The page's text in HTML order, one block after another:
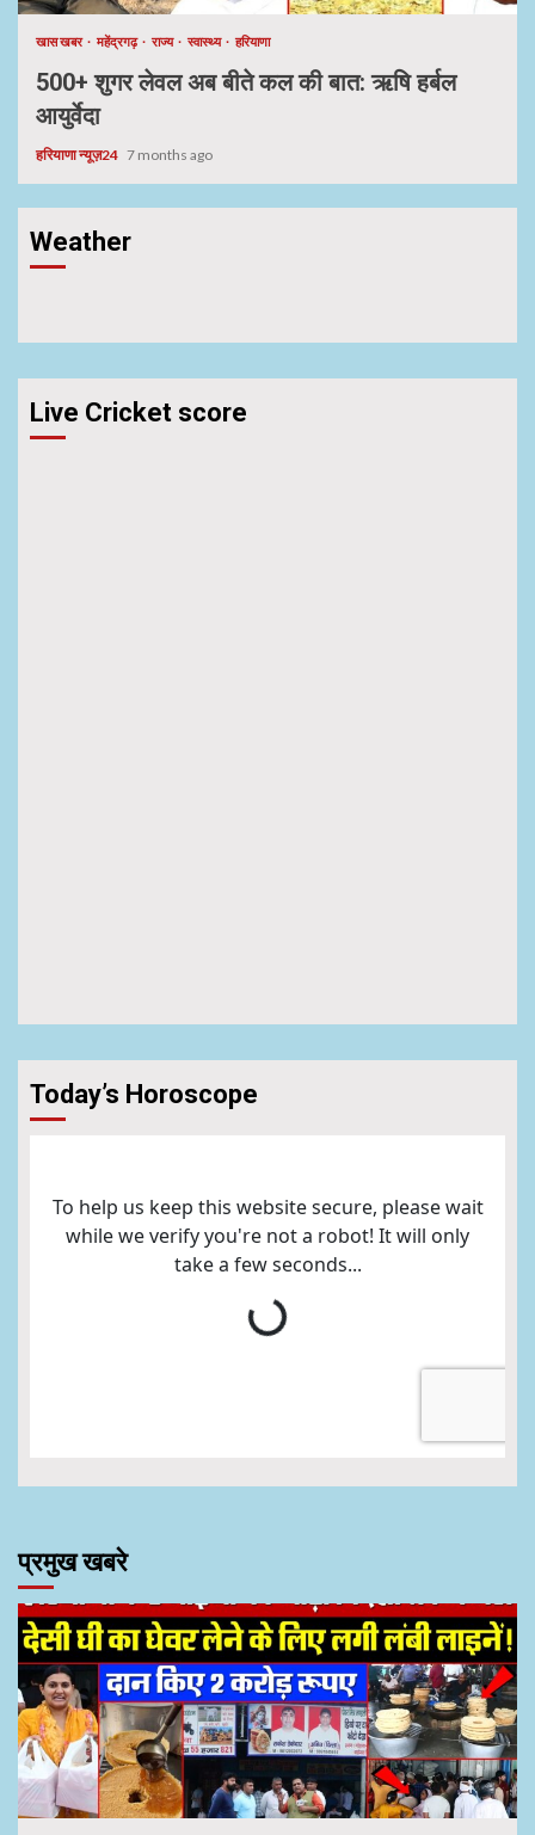
खास खबर महेंद्रगढ़ राज्य स्वास्थ्य हरियाणा
500+ शुगर लेवल अब बीते कल की बात: ऋषि हर्बल
आयुर्वेदा
हरियाणा न्यूज़24 7 months ago
Weather
Live Cricket score
Today’s Horoscope
प्रमुख खबरे